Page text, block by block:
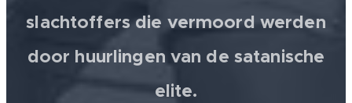
slachtoffers die vermoord werden
door huurlingen van de satanische
elite.